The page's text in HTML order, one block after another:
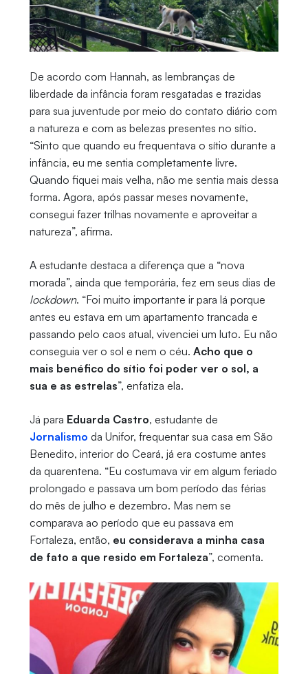
De acordo com Hannah, as lembranças de
liberdade da infância foram resgatadas e trazidas
para sua juventude por meio do contato diário com
a natureza e com as belezas presentes no sítio.
“Sinto que quando eu frequentava o sítio durante a
infância, eu me sentia completamente livre.
Quando fiquei mais velha, não me sentia mais dessa
forma. Agora, após passar meses novamente,
consegui fazer trilhas novamente e aproveitar a
natureza”, afirma.
A estudante destaca a diferença que a “nova
morada”, ainda que temporária, fez em seus dias de
lockdown. “Foi muito importante ir para lá porque
antes eu estava em um apartamento trancada e
passando pelo caos atual, vivenciei um luto. Eu não
conseguia ver o sol e nem o céu. Acho que o
mais benéfico do sítio foi poder ver o sol, a
sua e as estrelas”, enfatiza ela.
Já para Eduarda Castro, estudante de
Jornalismo da Unifor, frequentar sua casa em São
Benedito, interior do Ceará, já era costume antes
da quarentena. “Eu costumava vir em algum feriado
prolongado e passava um bom período das férias
do mês de julho e dezembro. Mas nem se
comparava ao período que eu passava em
Fortaleza, então, eu considerava a minha casa
de fato a que resido em Fortaleza”, comenta.